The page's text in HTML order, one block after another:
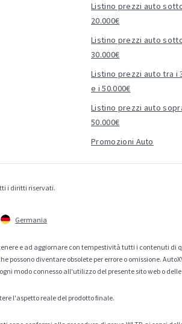
Listino prezzi auto
20.000€
Listino prezzi auto
30.000€
Listino prezzi auto tra i
e i 50.000€
Listino prezzi auto
50.000€
Promozioni Auto
i diritti riservati.
Germania
e ad aggiornare con tempestività tutti i contenuti
possono diventare obsolete per errore o omissione.
modo connesso all'utilizzo del presente sito web o
l'aspetto reale del prodotto finale.